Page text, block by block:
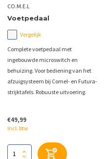
CO.M.E.L
Voetpedaal
Vergelijk
Complete voetpedaal met
ingebouwde microswitch en
behuizing. Voor bediening van het
afzuigsysteem bij Comel- en Futura-
strijktafels. Robuuste uitvoering.
€49,99
Incl. btw